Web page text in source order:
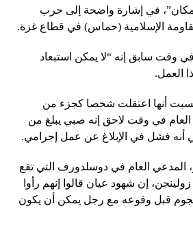
في إشارة واضحة إلى حرب
الإسلامية (حماس) في قطاع غزة.
وقت سابق إنه “لا يمكن استبعاد
العمل.
أنها اعتقلت شخصا كجزء من
العام في وقت لاحق إنه صبي يبلغ من
العام في دوسلدورف التي تقع
إن شهود عيان قالوا إنهم رأوا
قبل وقوعه مع رجل يمكن أن يكون